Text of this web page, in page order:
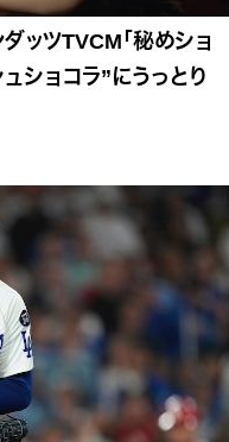
ッツTVCM「秘めショ
ショコラ”にうっとり